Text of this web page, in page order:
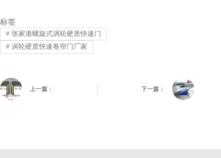
标签
#张家港螺旋式涡轮硬质快速门
#涡轮硬质快速卷帘门厂家
上一篇： 下一篇：